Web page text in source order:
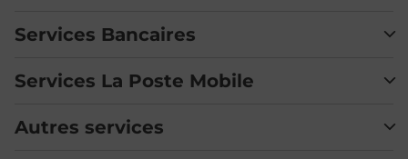
Services Bancaires
Services La Poste Mobile
Autres services